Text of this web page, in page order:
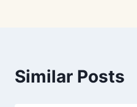
Similar Posts